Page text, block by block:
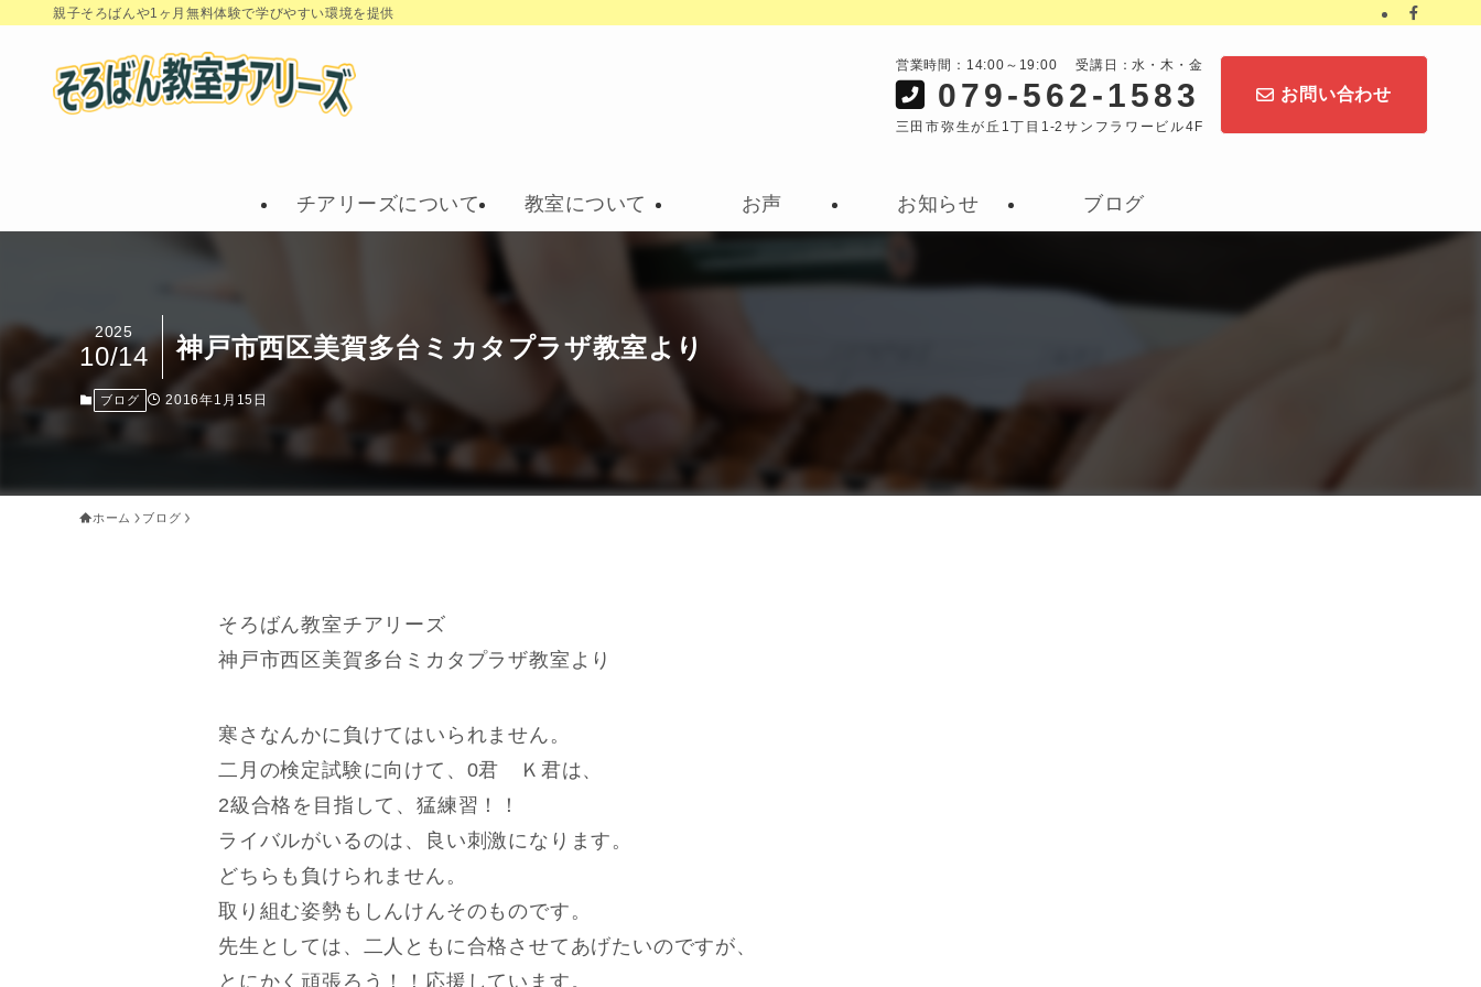
親子そろばんや1ヶ月無料体験で学びやすい環境を提供
営業時間：14:00～19:00 受講日：水・木・金
079-562-1583
三田市弥生が丘1丁目1-2サンフラワービル4F
お問い合わせ
チアリーズについて 教室について お声 お知らせ ブログ
神戸市西区美賀多台ミカタプラザ教室より
2025
10/14
ブログ 2016年1月15日
ホーム ブログ
そろばん教室チアリーズ
神戸市西区美賀多台ミカタプラザ教室より
寒さなんかに負けてはいられません。
二月の検定試験に向けて、0君 Ｋ君は、
2級合格を目指して、猛練習！！
ライバルがいるのは、良い刺激になります。
どちらも負けられません。
取り組む姿勢もしんけんそのものです。
先生としては、二人ともに合格させてあげたいのですが、
とにかく頑張ろう！！応援しています。